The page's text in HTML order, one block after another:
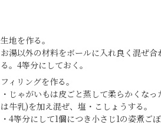
生地を作る。
お湯以外の材料をボールに入れ良く混ぜ
る。4等分にしておく。
フィリングを作る。
・じゃがいもは皮ごと蒸して柔らかくな
は牛乳)を加え混ぜ、塩・こしょうする。
・4等分にして1個につき小さじ1の姿煮ご